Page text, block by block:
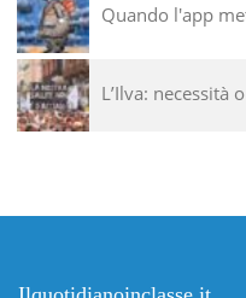
Quando l'app
L’Ilva: necessità